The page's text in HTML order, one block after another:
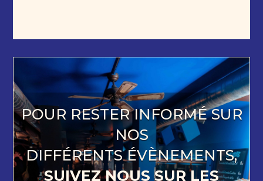
POUR RESTER INFORMÉ SUR
NOS
DIFFÉRENTS ÉVÈNEMENTS,
SUIVEZ NOUS SUR LES